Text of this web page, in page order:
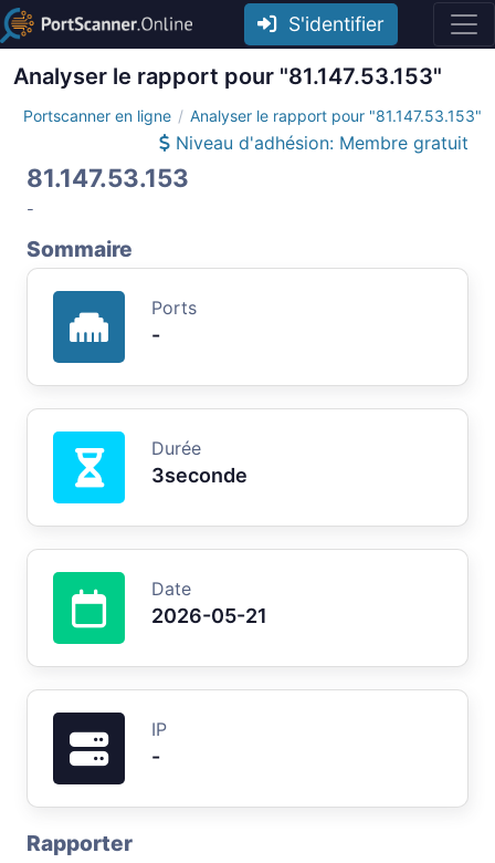
S'identifier
Analyser le rapport pour "81.147.53.153"
Portscanner en ligne Analyser le rapport pour "81.147.53.153"
Niveau d'adhésion: Membre gratuit
81.147.53.153
-
Sommaire
Ports
-
Durée
3seconde
Date
2026-05-21
IP
-
Rapporter